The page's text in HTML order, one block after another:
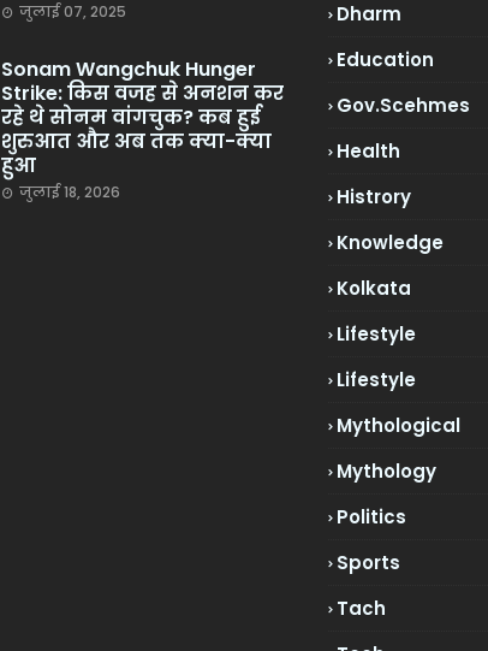
जुलाई 07, 2025
Sonam Wangchuk Hunger
Strike: किस वजह से अनशन कर
रहे थे सोनम वांगचुक? कब हुई
शुरुआत और अब तक क्या-क्या
हुआ
जुलाई 18, 2026
Dharm
Education
Gov.scehmes
Health
Histrory
Knowledge
Kolkata
Lifestyle
Lifestyle
Mythological
Mythology
Politics
Sports
Tach